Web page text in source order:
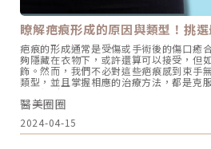
瞭解疤痕形成的原因與類型！挑
疤痕的形成通常是受傷或手術後的傷口癒
夠隱藏在衣物下，或許還算可以接受，但
飾。然而，我們不必對這些疤痕感到束手
類型，並且掌握相應的治療方法，都是克
疤痕與形成原因疤痕不同於痘疤、色素沉
指由外傷，如交通事故、意外或手術引起
醫學上，疤痕的形成主要是因為當身體受
會迅速增生膠原蛋白。膠原蛋白排列得比
過度，導致形成一種阻礙，這就是疤痕的
醫美圈圈
2024-04-15